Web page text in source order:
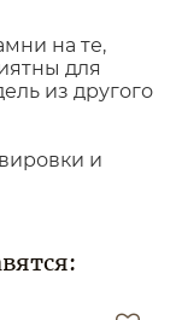
на те,
для
из другого
и